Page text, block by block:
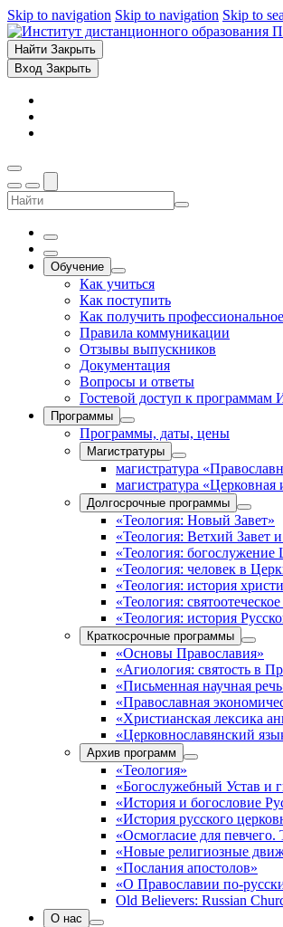
Skip to navigation Skip to navigation Skip to
Найти Закрыть
Вход Закрыть
Обучение
Как учиться
Как поступить
Как получить
Правила коммуникации
Отзывы выпускников
Документация
Вопросы и ответы
Гостевой доступ к программам
Программы
Программы, даты, цены
Магистратуры
магистратура
магистратура «Церковная
Долгосрочные программы
«Теология: Новый Завет»
«Теология: Ветхий Завет
«Теология: богослужение
«Теология: человек в
«Теология: история
«Теология:
«Теология: история
Краткосрочные программы
«Основы Православия»
«Агиология: святость в
«Письменная научная
«Православная
«Христианская лексика
«Церковнославянский
Архив программ
«Теология»
«Богослужебный Устав и
«История и богословие
«История русского
«Осмогласие для певчего.
«Новые религиозные
«Послания апостолов»
«О Православии по-
Old Believers: Russian
О нас